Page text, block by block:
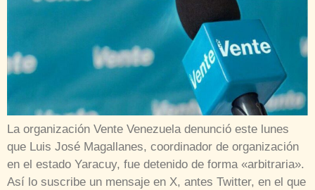
La organización Vente Venezuela denunció este lunes
que Luis José Magallanes, coordinador de organización
en el estado Yaracuy, fue detenido de forma «arbitraria».
Así lo suscribe un mensaje en X, antes Twitter, en el que